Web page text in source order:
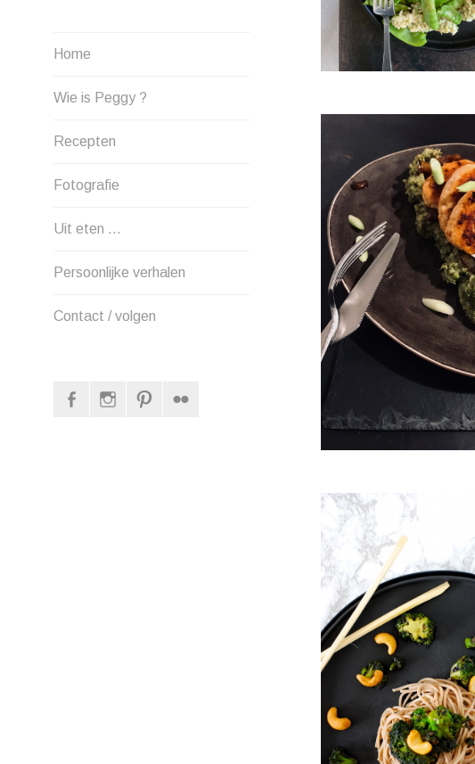
Home
Wie is Peggy ?
Recepten
Fotografie
Uit eten …
Persoonlijke verhalen
Contact / volgen
FacebookInstagram